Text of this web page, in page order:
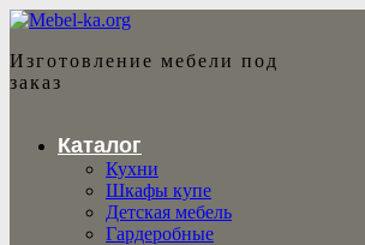
Изготовление мебели под
заказ
Каталог
Кухни
Шкафы купе
Детская мебель
Гардеробные